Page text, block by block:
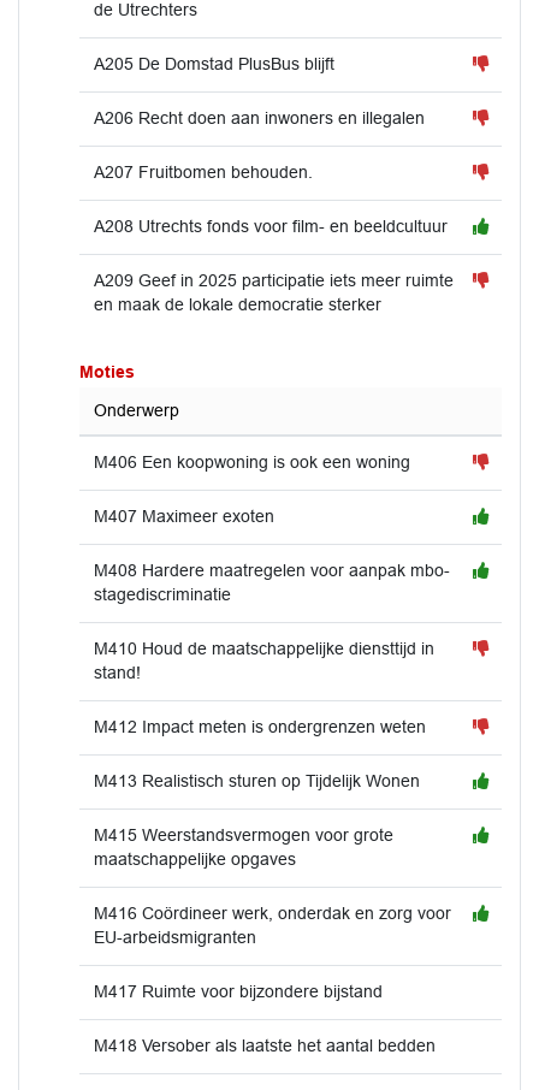
de Utrechters
A205 De Domstad PlusBus blijft
A206 Recht doen aan inwoners en illegalen
A207 Fruitbomen behouden.
A208 Utrechts fonds voor film- en beeldcultuur
A209 Geef in 2025 participatie iets meer ruimte
en maak de lokale democratie sterker
Moties
Onderwerp
M406 Een koopwoning is ook een woning
M407 Maximeer exoten
M408 Hardere maatregelen voor aanpak mbo-
stagediscriminatie
M410 Houd de maatschappelijke diensttijd in
stand!
M412 Impact meten is ondergrenzen weten
M413 Realistisch sturen op Tijdelijk Wonen
M415 Weerstandsvermogen voor grote
maatschappelijke opgaves
M416 Coördineer werk, onderdak en zorg voor
EU-arbeidsmigranten
M417 Ruimte voor bijzondere bijstand
M418 Versober als laatste het aantal bedden